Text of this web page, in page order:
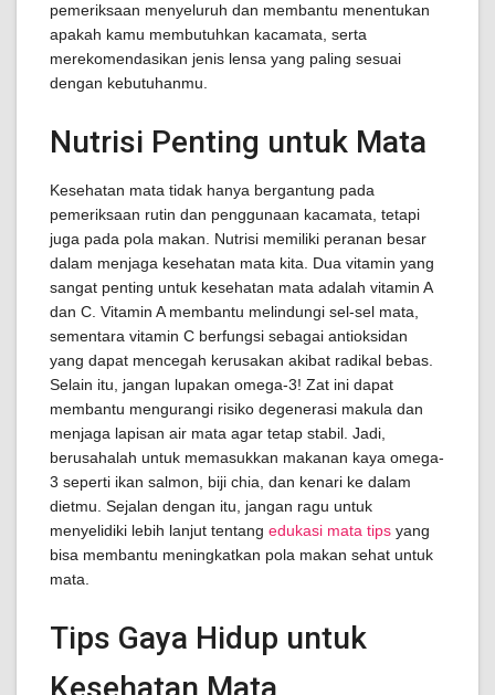
pemeriksaan menyeluruh dan membantu menentukan
apakah kamu membutuhkan kacamata, serta
merekomendasikan jenis lensa yang paling sesuai
dengan kebutuhanmu.
Nutrisi Penting untuk Mata
Kesehatan mata tidak hanya bergantung pada
pemeriksaan rutin dan penggunaan kacamata, tetapi
juga pada pola makan. Nutrisi memiliki peranan besar
dalam menjaga kesehatan mata kita. Dua vitamin yang
sangat penting untuk kesehatan mata adalah vitamin A
dan C. Vitamin A membantu melindungi sel-sel mata,
sementara vitamin C berfungsi sebagai antioksidan
yang dapat mencegah kerusakan akibat radikal bebas.
Selain itu, jangan lupakan omega-3! Zat ini dapat
membantu mengurangi risiko degenerasi makula dan
menjaga lapisan air mata agar tetap stabil. Jadi,
berusahalah untuk memasukkan makanan kaya omega-
3 seperti ikan salmon, biji chia, dan kenari ke dalam
dietmu. Sejalan dengan itu, jangan ragu untuk
menyelidiki lebih lanjut tentang edukasi mata tips yang
bisa membantu meningkatkan pola makan sehat untuk
mata.
Tips Gaya Hidup untuk